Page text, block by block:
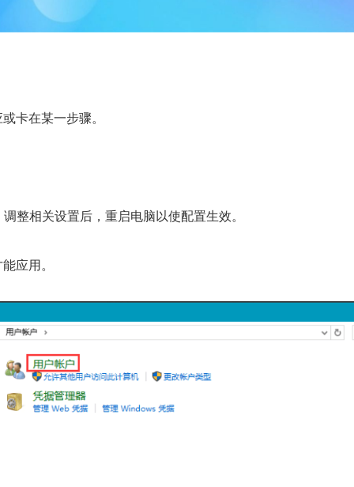
卡在某一步骤。
整相关设置后，重启电脑以使配置生效。
应用。